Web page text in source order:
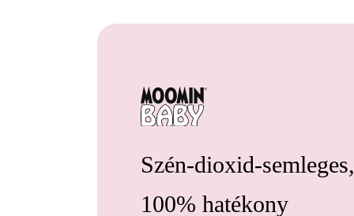
Szén-dioxid-semleges,
100% hatékony